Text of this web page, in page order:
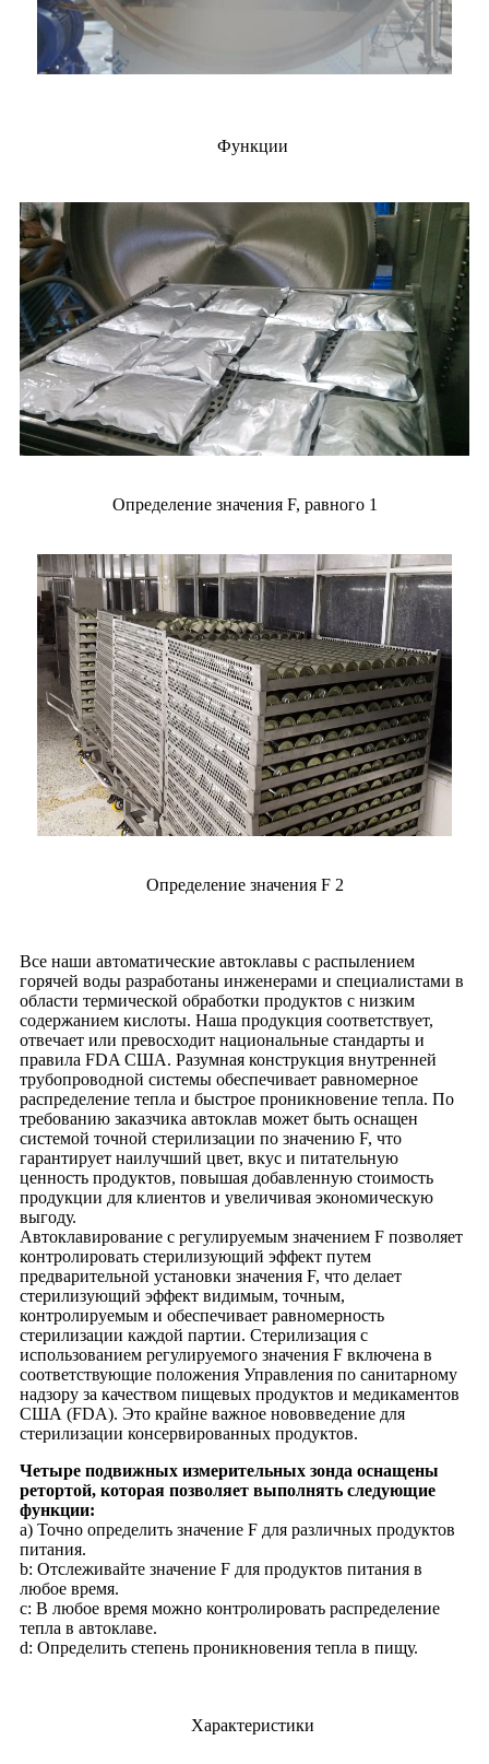
Функции
Определение значения F, равного 1
Определение значения F 2
Все наши автоматические автоклавы с распылением
горячей воды разработаны инженерами и специалистами в
области термической обработки продуктов с низким
содержанием кислоты. Наша продукция соответствует,
отвечает или превосходит национальные стандарты и
правила FDA США. Разумная конструкция внутренней
трубопроводной системы обеспечивает равномерное
распределение тепла и быстрое проникновение тепла. По
требованию заказчика автоклав может быть оснащен
системой точной стерилизации по значению F, что
гарантирует наилучший цвет, вкус и питательную
ценность продуктов, повышая добавленную стоимость
продукции для клиентов и увеличивая экономическую
выгоду.
Автоклавирование с регулируемым значением F позволяет
контролировать стерилизующий эффект путем
предварительной установки значения F, что делает
стерилизующий эффект видимым, точным,
контролируемым и обеспечивает равномерность
стерилизации каждой партии. Стерилизация с
использованием регулируемого значения F включена в
соответствующие положения Управления по санитарному
надзору за качеством пищевых продуктов и медикаментов
США (FDA). Это крайне важное нововведение для
стерилизации консервированных продуктов.
Четыре подвижных измерительных зонда оснащены
ретортой, которая позволяет выполнять следующие
функции:
а) Точно определить значение F для различных продуктов
питания.
b: Отслеживайте значение F для продуктов питания в
любое время.
c: В любое время можно контролировать распределение
тепла в автоклаве.
d: Определить степень проникновения тепла в пищу.
Характеристики